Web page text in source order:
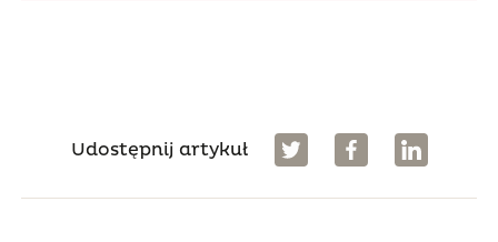
Udostępnij artykuł